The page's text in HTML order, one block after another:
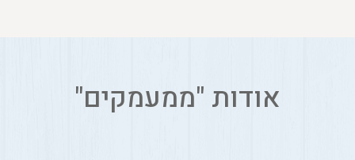
אודות "ממעמקים"